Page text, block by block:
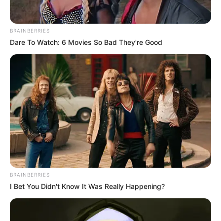
El acuerdo entre el PSG y Pochettino los unía hasta junio
, por lo que ambas partes tenían que encontrar un
BRAINBERRIES
Dare To Watch: 6 Movies So Bad They're Good
BRAINBERRIES
I Bet You Didn't Know It Was Really Happening?